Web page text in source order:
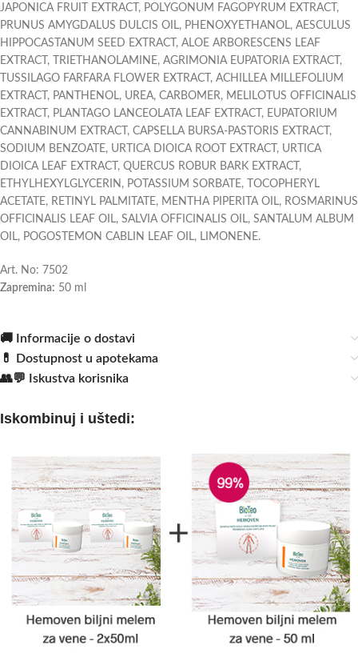
JAPONICA FRUIT EXTRACT, POLYGONUM FAGOPYRUM EXTRACT,
PRUNUS AMYGDALUS DULCIS OIL, PHENOXYETHANOL, AESCULUS
HIPPOCASTANUM SEED EXTRACT, ALOE ARBORESCENS LEAF
EXTRACT, TRIETHANOLAMINE, AGRIMONIA EUPATORIA EXTRACT,
TUSSILAGO FARFARA FLOWER EXTRACT, ACHILLEA MILLEFOLIUM
EXTRACT, PANTHENOL, UREA, CARBOMER, MELILOTUS OFFICINALIS
EXTRACT, PLANTAGO LANCEOLATA LEAF EXTRACT, EUPATORIUM
CANNABINUM EXTRACT, CAPSELLA BURSA-PASTORIS EXTRACT,
SODIUM BENZOATE, URTICA DIOICA ROOT EXTRACT, URTICA
DIOICA LEAF EXTRACT, QUERCUS ROBUR BARK EXTRACT,
ETHYLHEXYLGLYCERIN, POTASSIUM SORBATE, TOCOPHERYL
ACETATE, RETINYL PALMITATE, MENTHA PIPERITA OIL, ROSMARINUS
OFFICINALIS LEAF OIL, SALVIA OFFICINALIS OIL, SANTALUM ALBUM
OIL, POGOSTEMON CABLIN LEAF OIL, LIMONENE.
Art. No: 7502
Zapremina: 50 ml
🚚 Informacije o dostavi
💊 Dostupnost u apotekama
👥💬 Iskustva korisnika
Iskombinuj i uštedi: